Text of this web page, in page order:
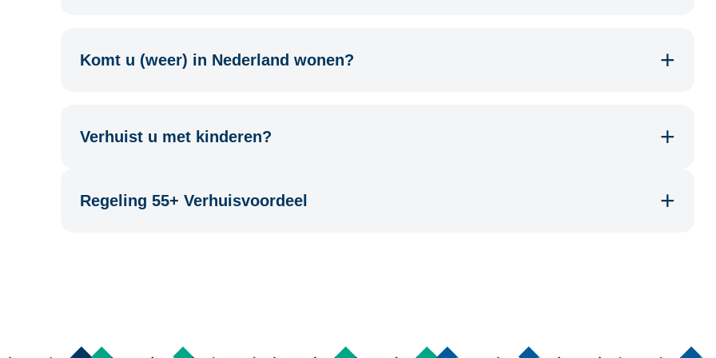
Komt u (weer) in Nederland wonen?
Verhuist u met kinderen?
Regeling 55+ Verhuisvoordeel